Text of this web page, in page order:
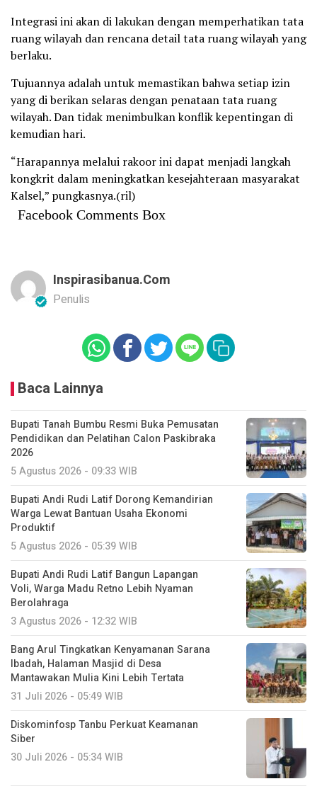
Integrasi ini akan di lakukan dengan memperhatikan tata
ruang wilayah dan rencana detail tata ruang wilayah yang
berlaku.
Tujuannya adalah untuk memastikan bahwa setiap izin
yang di berikan selaras dengan penataan tata ruang
wilayah. Dan tidak menimbulkan konflik kepentingan di
kemudian hari.
“Harapannya melalui rakoor ini dapat menjadi langkah
kongkrit dalam meningkatkan kesejahteraan masyarakat
Kalsel,” pungkasnya.(ril)
Facebook Comments Box
Inspirasibanua.com
Penulis
Baca Lainnya
Bupati Tanah Bumbu Resmi Buka Pemusatan
Pendidikan dan Pelatihan Calon Paskibraka
2026
5 Agustus 2026 - 09:33 WIB
Bupati Andi Rudi Latif Dorong Kemandirian
Warga Lewat Bantuan Usaha Ekonomi
Produktif
5 Agustus 2026 - 05:39 WIB
Bupati Andi Rudi Latif Bangun Lapangan
Voli, Warga Madu Retno Lebih Nyaman
Berolahraga
3 Agustus 2026 - 12:32 WIB
Bang Arul Tingkatkan Kenyamanan Sarana
Ibadah, Halaman Masjid di Desa
Mantawakan Mulia Kini Lebih Tertata
31 Juli 2026 - 05:49 WIB
Diskominfosp Tanbu Perkuat Keamanan
Siber
30 Juli 2026 - 05:34 WIB